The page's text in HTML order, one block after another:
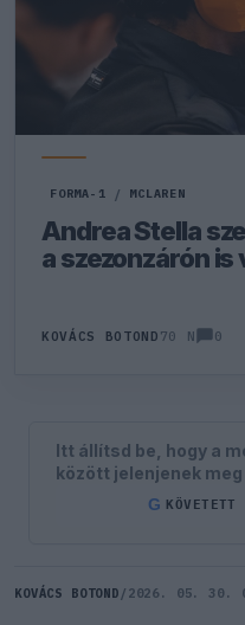
FORMA-1 / MCLAREN
Andrea Stella
a szezonzárón
KOVÁCS BOTOND 70 N 0
Itt állítsd be, hogy a
között jelenjenek
G
KOVÁCS BOTOND / 2026. 05. 30.